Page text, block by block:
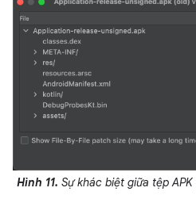
Hình 11. Sự khác biệt giữa tệp